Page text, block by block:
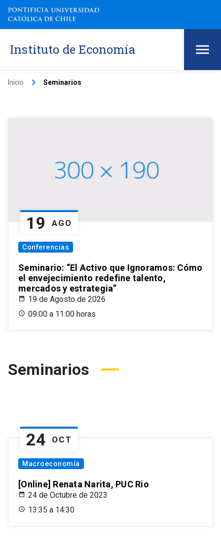
Instituto de Economía
Inicio keyboard_arrow_right Seminarios
19 AGO
Conferencias
Seminario: “El Activo que Ignoramos: Cómo
el envejecimiento redefine talento,
mercados y estrategia”
19 de Agosto de 2026
09:00 a 11:00 horas
Seminarios
24 OCT
Macroeconomía
[Online] Renata Narita, PUC Rio
24 de Octubre de 2023
13:35 a 14:30